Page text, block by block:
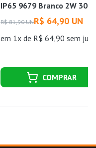
IP65 9679 Branco 2W
Luz Amarela Bivolt Gaya
R$ 81,90 UNR$ 64,90 UN
em 1x de R$ 64,90 sem
COMPRAR